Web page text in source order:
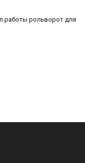
работы рольворот для